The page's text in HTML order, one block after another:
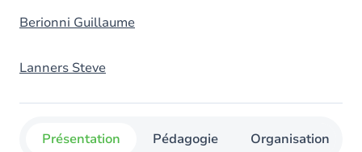
Berionni Guillaume
Lanners Steve
Présentation Pédagogie Organisation